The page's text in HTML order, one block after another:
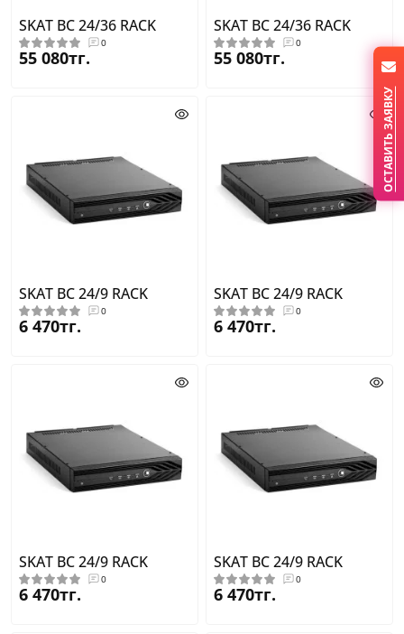
SKAT BC 24/36 RACK
0
55 080тг.
SKAT BC 24/36 RACK
0
55 080тг.
SKAT BC 24/9 RACK
0
6 470тг.
SKAT BC 24/9 RACK
0
6 470тг.
SKAT BC 24/9 RACK
0
6 470тг.
SKAT BC 24/9 RACK
0
6 470тг.
ОСТАВИТЬ ЗАЯВКУ